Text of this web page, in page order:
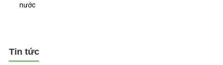
nước
Tin tức